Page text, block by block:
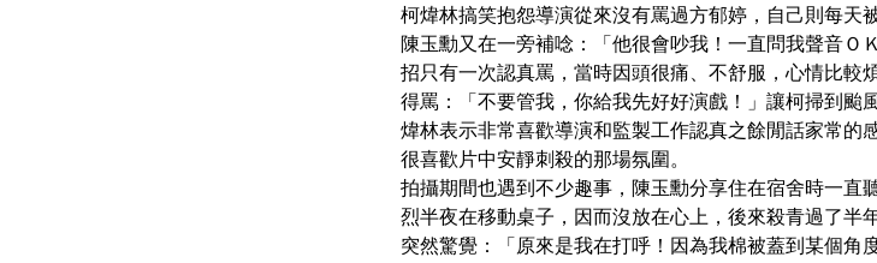
柯煒林搞笑抱怨導演從來沒有罵過方郁婷，自己則每天
陳玉勳又在一旁補唸：「他很會吵我！一直問我聲音Ｏ
招只有一次認真罵，當時因頭很痛、不舒服，心情比較
得罵：「不要管我，你給我先好好演戲！」讓柯掃到颱
煒林表示非常喜歡導演和監製工作認真之餘閒話家常的
很喜歡片中安靜刺殺的那場氛圍。
拍攝期間也遇到不少趣事，陳玉勳分享住在宿舍時一直
烈半夜在移動桌子，因而沒放在心上，後來殺青過了半
突然驚覺：「原來是我在打呼！因為我棉被蓋到某個角